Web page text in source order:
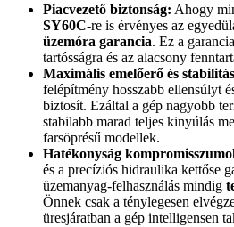
Piacvezető biztonság: Ahogy
SY60C-re is érvényes az
üzemóra garancia. Ez a
tartósságra és az alacsony
Maximális emelőerő és
felépítmény hosszabb ellensúlyt
biztosít. Ezáltal a gép nagyobb
stabilabb marad teljes kinyúlás
farsöprésű modellek.
Hatékonyság
és a precíziós hidraulika kettőse
üzemanyag-felhasználás mindig
Önnek csak a ténylegesen
üresjáratban a gép intelligensen